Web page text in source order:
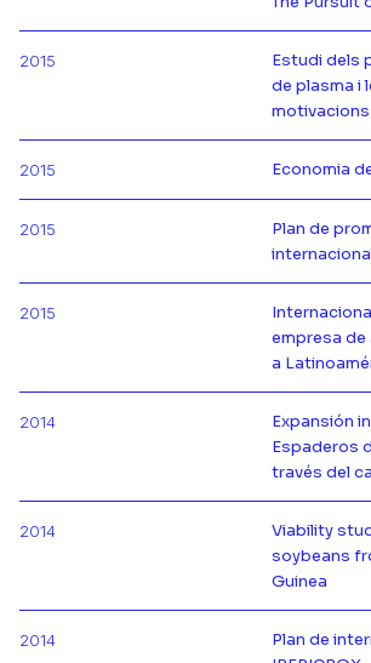
Estudi dels
de plasma i
motivacions
2015
Más
Economia
2015
Más
Plan de
2015
Más
empresa
a
2015
Más
Expansión
Espaderos
través del
2014
Más
Viability
soybeans
Guinea
2014
Más
Plan de
2014